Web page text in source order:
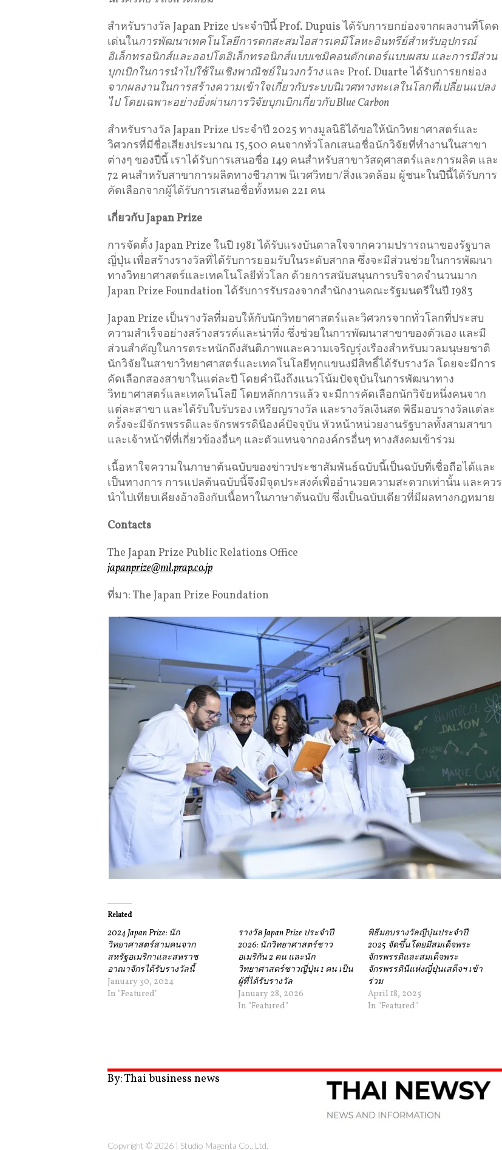
สำหรับรางวัล Japan Prize ประจำปีนี้ Prof. Dupuis ได้รับการยกย่องจากผลงานที่โดด
เด่นในการพัฒนาเทคโนโลยีการตกสะสมไอสารเคมีโลหะอินทรีย์สำหรับอุปกรณ์
อิเล็กทรอนิกส์และออปโตอิเล็กทรอนิกส์แบบเซมิคอนดักเตอร์แบบผสม และการมีส่วน
บุกเบิกในการนำไปใช้ในเชิงพาณิชย์ในวงกว้างและ Prof. Duarte ได้รับการยกย่อง
จากผลงานในการสร้างความเข้าใจเกี่ยวกับระบบนิเวศทางทะเลในโลกที่เปลี่ยนแปลง
ไป โดยเฉพาะอย่างยิ่งผ่านการวิจัยบุกเบิกเกี่ยวกับBlue Carbon
สำหรับรางวัล Japan Prize ประจำปี 2025 ทางมูลนิธิได้ขอให้นักวิทยาศาสตร์และ
วิศวกรที่มีชื่อเสียงประมาณ 15,500 คนจากทั่วโลกเสนอชื่อนักวิจัยที่ทำงานในสาขา
ต่างๆ ของปีนี้ เราได้รับการเสนอชื่อ 149 คนสำหรับสาขาวัสดุศาสตร์และการผลิต และ
72 คนสำหรับสาขาการผลิตทางชีวภาพ นิเวศวิทยา/สิ่งแวดล้อม ผู้ชนะในปีนี้ได้รับการ
คัดเลือกจากผู้ได้รับการเสนอชื่อทั้งหมด 221 คน
เกี่ยวกับJapan Prize
การจัดตั้ง Japan Prize ในปี 1981 ได้รับแรงบันดาลใจจากความปรารถนาของรัฐบาล
ญี่ปุ่น เพื่อสร้างรางวัลที่ได้รับการยอมรับในระดับสากล ซึ่งจะมีส่วนช่วยในการพัฒนา
ทางวิทยาศาสตร์และเทคโนโลยีทั่วโลก ด้วยการสนับสนุนการบริจาคจำนวนมาก
Japan Prize Foundation ได้รับการรับรองจากสำนักงานคณะรัฐมนตรีในปี 1983
Japan Prize เป็นรางวัลที่มอบให้กับนักวิทยาศาสตร์และวิศวกรจากทั่วโลกที่ประสบ
ความสำเร็จอย่างสร้างสรรค์และน่าทึ่ง ซึ่งช่วยในการพัฒนาสาขาของตัวเอง และมี
ส่วนสำคัญในการตระหนักถึงสันติภาพและความเจริญรุ่งเรืองสำหรับมวลมนุษยชาติ
นักวิจัยในสาขาวิทยาศาสตร์และเทคโนโลยีทุกแขนงมีสิทธิ์ได้รับรางวัล โดยจะมีการ
คัดเลือกสองสาขาในแต่ละปี โดยคำนึงถึงแนวโน้มปัจจุบันในการพัฒนาทาง
วิทยาศาสตร์และเทคโนโลยี โดยหลักการแล้ว จะมีการคัดเลือกนักวิจัยหนึ่งคนจาก
แต่ละสาขา และได้รับใบรับรอง เหรียญรางวัล และรางวัลเงินสด พิธีมอบรางวัลแต่ละ
ครั้งจะมีจักรพรรดิและจักรพรรดินีองค์ปัจจุบัน หัวหน้าหน่วยงานรัฐบาลทั้งสามสาขา
และเจ้าหน้าที่ที่เกี่ยวข้องอื่นๆ และตัวแทนจากองค์กรอื่นๆ ทางสังคมเข้าร่วม
เนื้อหาใจความในภาษาต้นฉบับของข่าวประชาสัมพันธ์ฉบับนี้เป็นฉบับที่เชื่อถือได้และ
เป็นทางการ การแปลต้นฉบับนี้จึงมีจุดประสงค์เพื่ออำนวยความสะดวกเท่านั้น และควร
นำไปเทียบเคียงอ้างอิงกับเนื้อหาในภาษาต้นฉบับ ซึ่งเป็นฉบับเดียวที่มีผลทางกฎหมาย
Contacts
The Japan Prize Public Relations Office
japanprize@ml.prap.co.jp
ที่มา: The Japan Prize Foundation
Related
2024 Japan Prize: นัก
วิทยาศาสตร์สามคนจาก
สหรัฐอเมริกาและสหราช
อาณาจักรได้รับรางวัลนี้
January 30, 2024
In "Featured"
รางวัล Japan Prize ประจำปี
2026: นักวิทยาศาสตร์ชาว
อเมริกัน 2 คน และนัก
วิทยาศาสตร์ชาวญี่ปุ่น 1 คน เป็น
ผู้ที่ได้รับรางวัล
January 28, 2026
In "Featured"
พิธีมอบรางวัลญี่ปุ่นประจำปี
2025 จัดขึ้นโดยมีสมเด็จพระ
จักรพรรดิและสมเด็จพระ
จักรพรรดินีแห่งญี่ปุ่นเสด็จฯ เข้า
ร่วม
April 18, 2025
In "Featured"
By: Thai business news
Copyright © 2026 | Studio Magenta Co., Ltd.